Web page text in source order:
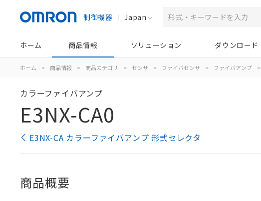
制御機器 Japan
ホーム 商品情報 ソリューション ダウンロード
ホーム > 商品情報 > 商品カテゴリ > センサ > ファイバセンサ > ファイバアンプ >
カラーファイバアンプ
E3NX-CA0
E3NX-CA カラーファイバアンプ 形式セレクタ
商品概要